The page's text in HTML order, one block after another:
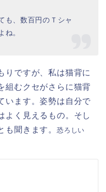
も、数百円のＴシャ
ね。
りですが、私は猫背に
組むクセがさらに猫背
います。姿勢は自分で
よく見えるもの。そし
も聞きます。 恐ろしい